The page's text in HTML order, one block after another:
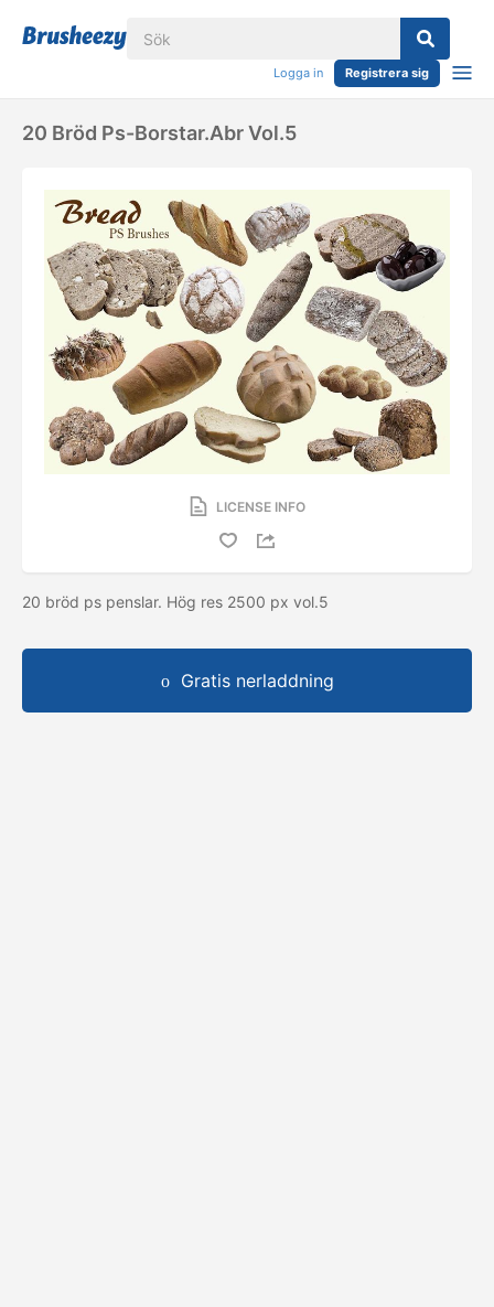
Logga in Registrera sig
20 Bröd Ps-Borstar.abr Vol.5
LICENSE INFO
20 bröd ps penslar. Hög res 2500 px vol.5
Gratis nerladdning